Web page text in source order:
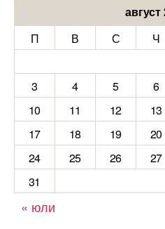
август
П
В С Ч
3
4 5 6
10
11 12 13
17
18 19 20
24
25 26 27
31
« юли